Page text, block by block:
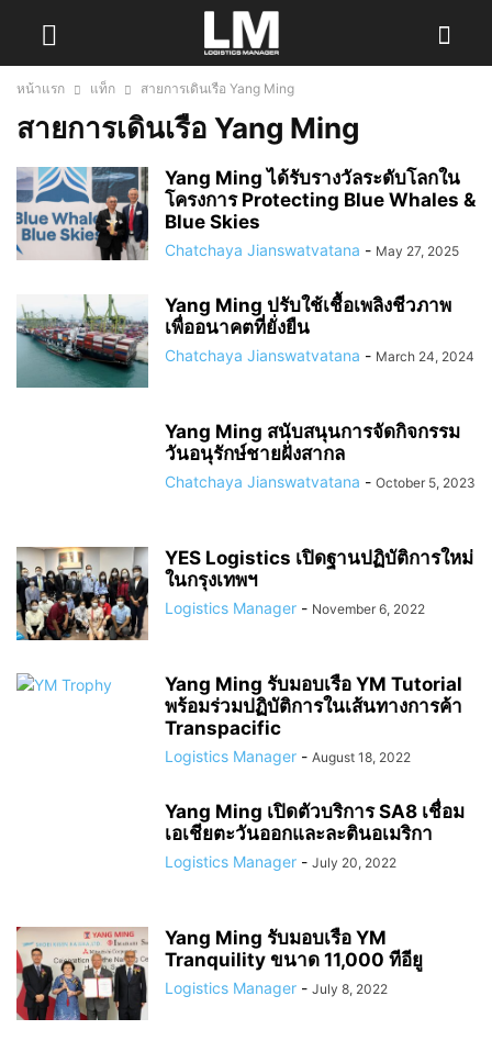
หน้าแรก แท็ก สายการเดินเรือ Yang Ming
สายการเดินเรือ Yang Ming
Yang Ming ได้รับรางวัลระดับโลกใน
โครงการ Protecting Blue Whales &
Blue Skies
Chatchaya Jianswatvatana - May 27, 2025
Yang Ming ปรับใช้เชื้อเพลิงชีวภาพ
เพื่ออนาคตที่ยั่งยืน
Chatchaya Jianswatvatana - March 24, 2024
Yang Ming สนับสนุนการจัดกิจกรรม
วันอนุรักษ์ชายฝั่งสากล
Chatchaya Jianswatvatana - October 5, 2023
YES Logistics เปิดฐานปฏิบัติการใหม่
ในกรุงเทพฯ
Logistics Manager - November 6, 2022
Yang Ming รับมอบเรือ YM Tutorial
พร้อมร่วมปฏิบัติการในเส้นทางการค้า
Transpacific
Logistics Manager - August 18, 2022
Yang Ming เปิดตัวบริการ SA8 เชื่อม
เอเชียตะวันออกและละตินอเมริกา
Logistics Manager - July 20, 2022
Yang Ming รับมอบเรือ YM
Tranquility ขนาด 11,000 ทีอียู
Logistics Manager - July 8, 2022